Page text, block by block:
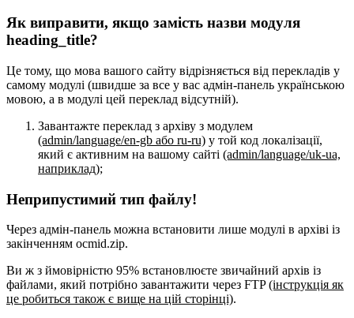
Як виправити, якщо замість назви модуля
heading_title?
Це тому, що мова вашого сайту відрізняється від перекладів у
самому модулі (швидше за все у вас адмін-панель українською
мовою, а в модулі цей переклад відсутній).
Завантажте переклад з архіву з модулем
(admin/language/en-gb або ru-ru) у той код локалізації,
який є активним на вашому сайті (admin/language/uk-ua,
наприклад);
Неприпустимий тип файлу!
Через адмін-панель можна встановити лише модулі в архіві із
закінченням ocmid.zip.
Ви ж з ймовірністю 95% встановлюєте звичайний архів із
файлами, який потрібно завантажити через FTP(інструкція як
це робиться також є вище на цій сторінці).